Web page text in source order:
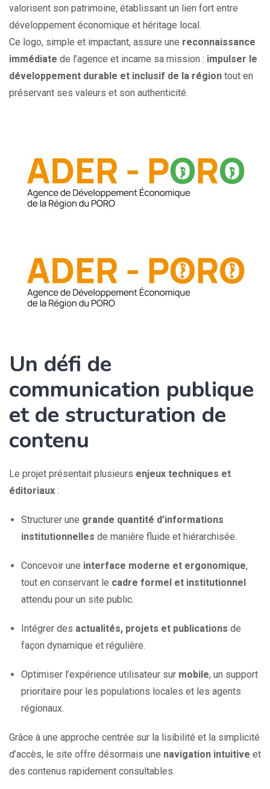
valorisent son patrimoine, établissant un lien fort entre
développement économique et héritage local.
Ce logo, simple et impactant, assure une reconnaissance
immédiate de l’agence et incarne sa mission : impulser le
développement durable et inclusif de la région tout en
préservant ses valeurs et son authenticité.
Un défi de
communication publique
et de structuration de
contenu
Le projet présentait plusieurs enjeux techniques et
éditoriaux :
Structurer une grande quantité d’informations
institutionnelles de manière fluide et hiérarchisée.
Concevoir une interface moderne et ergonomique,
tout en conservant le cadre formel et institutionnel
attendu pour un site public.
Intégrer des actualités, projets et publications de
façon dynamique et régulière.
Optimiser l’expérience utilisateur sur mobile, un support
prioritaire pour les populations locales et les agents
régionaux.
Grâce à une approche centrée sur la lisibilité et la simplicité
d’accès, le site offre désormais une navigation intuitive et
des contenus rapidement consultables.